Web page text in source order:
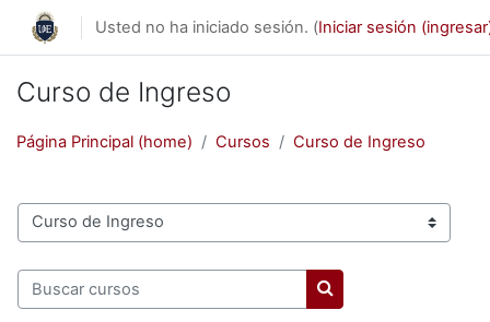
Saltar al contenido principal
Usted no ha iniciado sesión. (Iniciar sesión
Curso de Ingreso
Página Principal (home) Cursos Curso de Ingreso
Categorías
Buscar cursos
Buscar cursos